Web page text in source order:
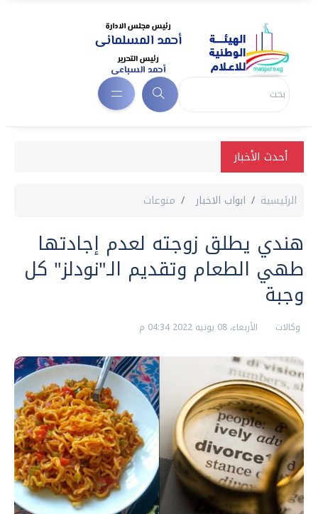
أحدث الأخبار
الرئيسية ابواب الاخبار منوعات
هندي يطلق زوجته لعدم إجادتها
طهي الطعام وتقديم الـ"نودلز" كل
وجبة
وكالات الأربعاء، 08 يونيه 2022 04:34 م